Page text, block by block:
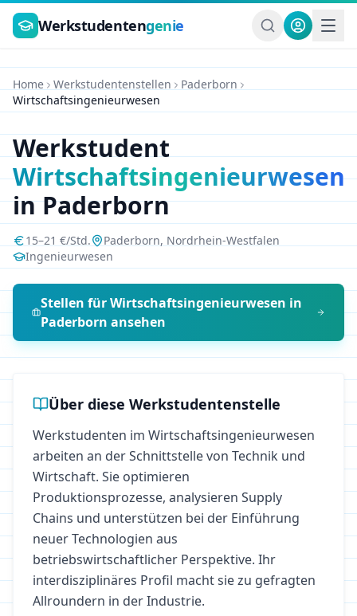
Zum Hauptinhalt springen
Werkstudentengenie
Home Werkstudentenstellen
Paderborn
Wirtschaftsingenieurwesen
Werkstudent
Wirtschaftsingenieurwesen
inPaderborn
15–21 €/Std. Paderborn, Nordrhein-Westfalen
Ingenieurwesen
Stellen fürWirtschaftsingenieurwesen in
Paderborn ansehen
Über diese Werkstudentenstelle
Werkstudenten im Wirtschaftsingenieurwesen
arbeiten an der Schnittstelle von Technik und
Wirtschaft. Sie optimieren
Produktionsprozesse, analysieren Supply
Chains und unterstützen bei der Einführung
neuer Technologien aus
betriebswirtschaftlicher Perspektive. Ihr
interdisziplinäres Profil macht sie zu gefragten
Allroundern in der Industrie.